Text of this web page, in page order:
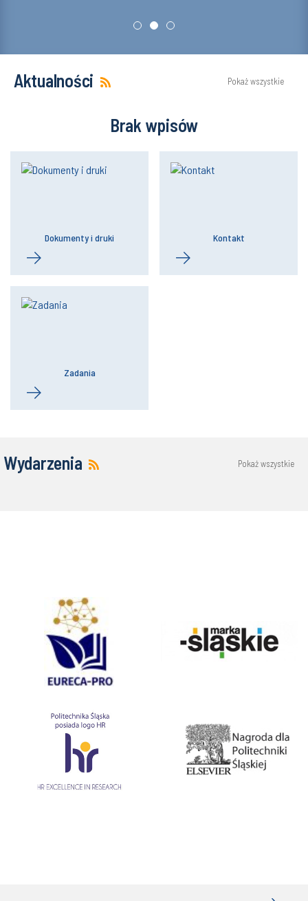
Aktualności Pokaż wszystkie
Brak wpisów
Dokumenty i druki Kontakt
Zadania
Wydarzenia Pokaż wszystkie